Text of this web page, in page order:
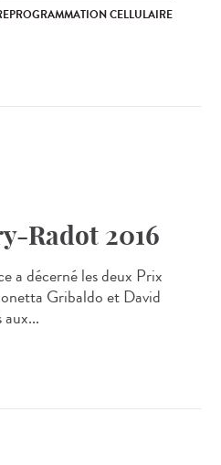
CELLULAIRE
Radot 2016
a décerné les deux Prix
Gribaldo et David